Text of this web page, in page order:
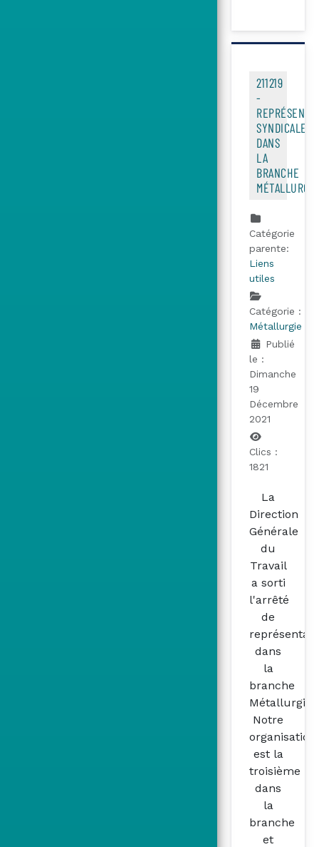
211219
-
SYNDICALE
DANS
LA
BRANCHE
MÉTALLURGIE
Catégorie
parente:
Liens
utiles
Catégorie :
Métallurgie
Publié
le :
Dimanche
19
Décembre
2021
Clics :
1821
La
Direction
Générale
du
Travail
a sorti
l'arrêté
de
dans
la
branche
Métallurgie
Notre
organisation
est la
troisième
dans
la
branche
et